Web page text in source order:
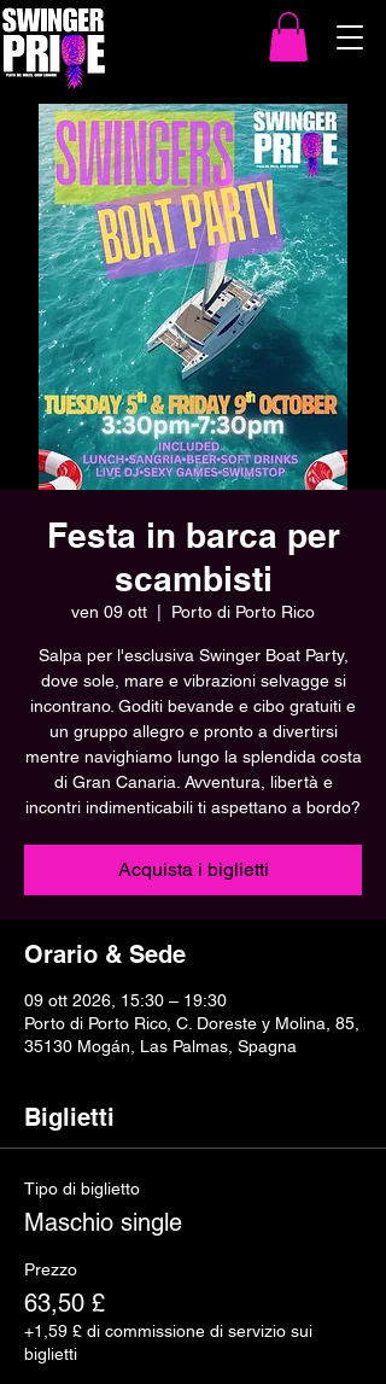
Festa in barca per
scambisti
ven 09 ott Porto di Porto Rico
Salpa per l'esclusiva Swinger Boat Party,
dove sole, mare e vibrazioni selvagge si
incontrano. Goditi bevande e cibo gratuiti e
un gruppo allegro e pronto a divertirsi
mentre navighiamo lungo la splendida costa
di Gran Canaria. Avventura, libertà e
incontri indimenticabili ti aspettano a bordo?
Acquista i biglietti
Orario & Sede
09 ott 2026, 15:30 – 19:30
Porto di Porto Rico, C. Doreste y Molina, 85,
35130 Mogán, Las Palmas, Spagna
Biglietti
Tipo di biglietto
Maschio single
Prezzo
63,50 £
+1,59 £ di commissione di servizio sui
biglietti